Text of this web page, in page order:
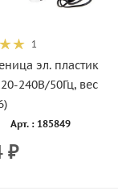
1
эл. пластик
240В/50Гц, вес
Арт. : 185849
₽